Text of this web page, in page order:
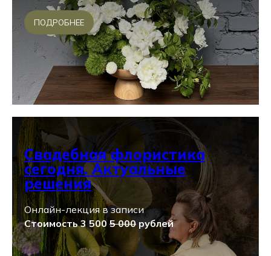
ПОДРОБНЕЕ
Свадебная флористика
сегодня. Актуальные
решения
Онлайн-лекция в записи
Стоимость 3 500 5 000рублей